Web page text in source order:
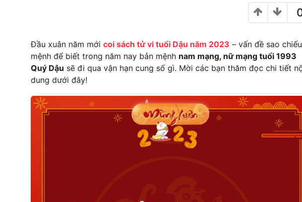
,
0
2
3
Đầu xuân năm mớicoi sách tử vi tuổi Dậu năm 2023 – vấn đề sao chiếu
mệnh để biết trong năm nay bản mệnh nam mạng, nữ mạng tuổi 1993
Quý Dậu sẽ đi qua vận hạn cung số gì. Mời các bạn thăm đọc chi tiết
dung dưới đây!